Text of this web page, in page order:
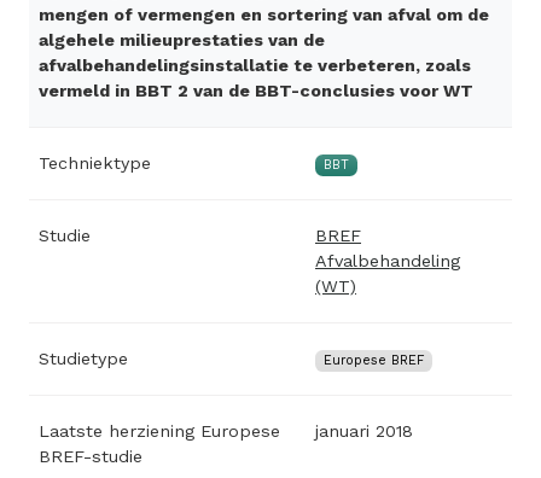
mengen of vermengen en sortering van afval om de
algehele milieuprestaties van de
afvalbehandelingsinstallatie te verbeteren, zoals
vermeld in BBT 2 van de BBT-conclusies voor WT
Techniektype BBT
Studie
BREF
Afvalbehandeling
(WT)
Studietype Europese BREF
Laatste herziening Europese
BREF-studie
januari 2018